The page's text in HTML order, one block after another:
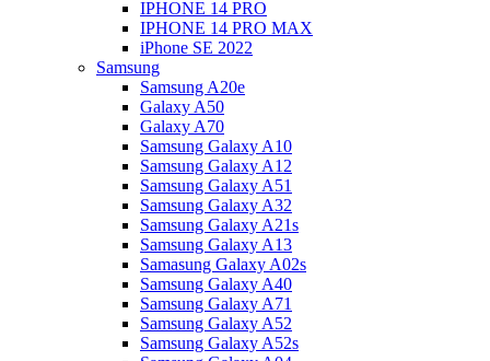
IPHONE 14 PRO
IPHONE 14 PRO MAX
iPhone SE 2022
Samsung
Samsung A20e
Galaxy A50
Galaxy A70
Samsung Galaxy A10
Samsung Galaxy A12
Samsung Galaxy A51
Samsung Galaxy A32
Samsung Galaxy A21s
Samsung Galaxy A13
Samasung Galaxy A02s
Samsung Galaxy A40
Samsung Galaxy A71
Samsung Galaxy A52
Samsung Galaxy A52s